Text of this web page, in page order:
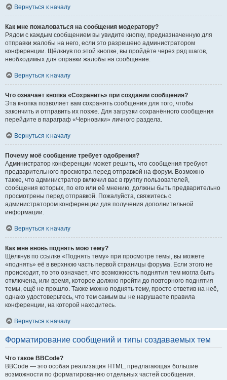
Вернуться к началу
Как мне пожаловаться на сообщения модератору?
Рядом с каждым сообщением вы увидите кнопку, предназначенную для
отправки жалобы на него, если это разрешено администратором
конференции. Щёлкнув по этой кнопке, вы пройдёте через ряд шагов,
необходимых для оправки жалобы на сообщение.
Вернуться к началу
Что означает кнопка «Сохранить» при создании сообщения?
Эта кнопка позволяет вам сохранять сообщения для того, чтобы
закончить и отправить их позже. Для загрузки сохранённого сообщения
перейдите в параграф «Черновики» личного раздела.
Вернуться к началу
Почему моё сообщение требует одобрения?
Администратор конференции может решить, что сообщения требуют
предварительного просмотра перед отправкой на форум. Возможно
также, что администратор включил вас в группу пользователей,
сообщения которых, по его или её мнению, должны быть предварительно
просмотрены перед отправкой. Пожалуйста, свяжитесь с
администратором конференции для получения дополнительной
информации.
Вернуться к началу
Как мне вновь поднять мою тему?
Щёлкнув по ссылке «Поднять тему» при просмотре темы, вы можете
«поднять» её в верхнюю часть первой страницы форума. Если этого не
происходит, то это означает, что возможность поднятия тем могла быть
отключена, или время, которое должно пройти до повторного поднятия
темы, ещё не прошло. Также можно поднять тему, просто ответив на неё,
однако удостоверьтесь, что тем самым вы не нарушаете правила
конференции, на которой находитесь.
Вернуться к началу
Форматирование сообщений и типы создаваемых тем
Что такое BBCode?
BBCode — это особая реализация HTML, предлагающая большие
возможности по форматированию отдельных частей сообщения.